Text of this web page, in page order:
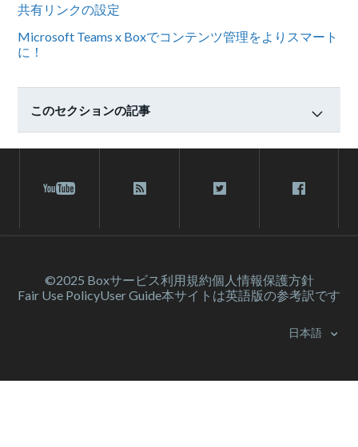
共有リンクの設定
Microsoft Teams x Boxでコンテンツ管理をよりスマート
に！
このセクションの記事
©2025 Boxサービス利⽤規約個人情報保護方針
Fair Use PolicyUser Guide本サイトは英語版の参考訳です
日本語